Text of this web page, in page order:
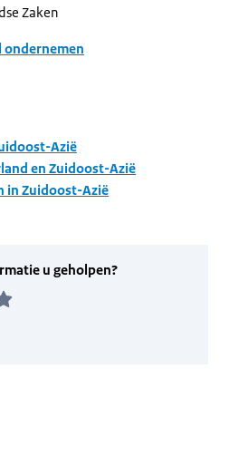
Zaken
Azië
en Zuidoost-Azië
in Zuidoost-Azië